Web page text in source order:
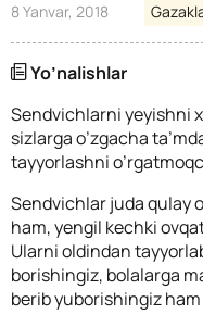
8 Yanvar, 2018
Yo’nalishlar
Sendvichlarni yeyishni
sizlarga o’zgacha
tayyorlashni
Sendvichlar juda qulay
ham, yengil kechki
Ularni oldindan
borishingiz, bolalarga
berib yuborishingiz